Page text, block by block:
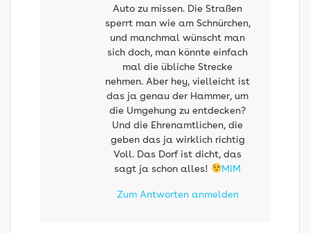
Auto zu missen. Die Straßen
sperrt man wie am Schnürchen,
und manchmal wünscht man
sich doch, man könnte einfach
mal die übliche Strecke
nehmen. Aber hey, vielleicht ist
das ja genau der Hammer, um
die Umgehung zu entdecken?
Und die Ehrenamtlichen, die
geben das ja wirklich richtig
Voll. Das Dorf ist dicht, das
sagt ja schon alles!
MIM
Zum Antworten anmelden